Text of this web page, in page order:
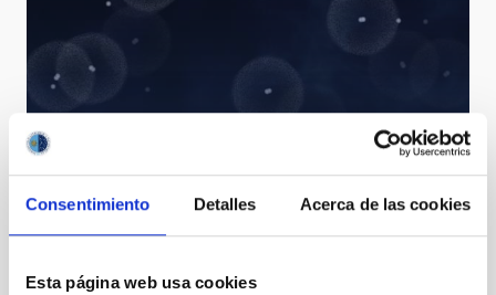
Consentimiento Detalles Acerca de las cookies
Esta página web usa cookies
Journey to the Big Bang through the lithium of a
Milky Way star